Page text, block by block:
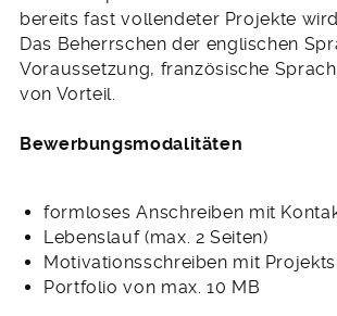
bereits fast vollendeter Projekte
Das Beherrschen der englischen
Voraussetzung, französische
von Vorteil.
Bewerbungsmodalitäten
formloses Anschreiben mit
Lebenslauf (max. 2 Seiten)
Motivationsschreiben mit
Portfolio von max. 10 MB